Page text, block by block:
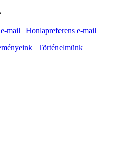
mail | Honlapreferens e-mail
| Történelmünk